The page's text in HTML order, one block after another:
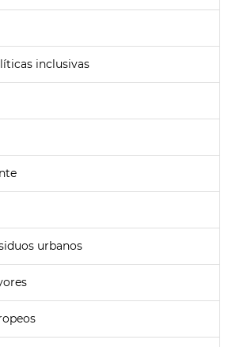
inclusivas
urbanos